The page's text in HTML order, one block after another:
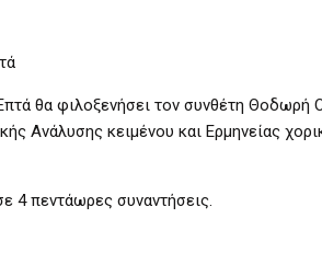
θα φιλοξενήσει τον συνθέτη Θοδωρή
Ανάλυσης κειμένου και Ερμηνείας
4 πεντάωρες συναντήσεις.